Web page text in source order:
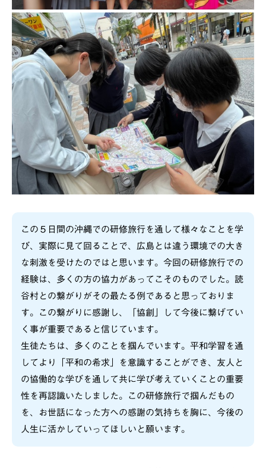
この５日間の沖縄での研修旅行を通して様々なことを学
び、実際に見て回ることで、広島とは違う環境での大き
な刺激を受けたのではと思います。今回の研修旅行での
経験は、多くの方の協力があってこそのものでした。読
谷村との繋がりがその最たる例であると思っておりま
す。この繋がりに感謝し、「協創」して今後に繋げてい
く事が重要であると信じています。
生徒たちは、多くのことを掴んでいます。平和学習を通
してより「平和の希求」を意識することができ、友人と
の協働的な学びを通して共に学び考えていくことの重要
性を再認識いたしました。この研修旅行で掴んだもの
を、お世話になった方への感謝の気持ちを胸に、今後の
人生に活かしていってほしいと願います。